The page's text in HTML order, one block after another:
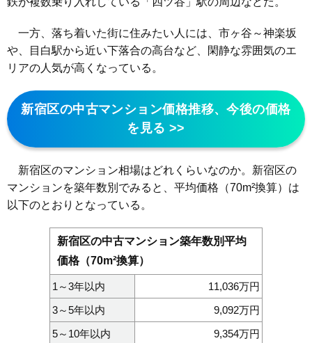
一方、落ち着いた街に住みたい人には、市ヶ谷～神楽坂
や、目白駅から近い下落合の高台など、閑静な雰囲気のエ
リアの人気が高くなっている。
新宿区の中古マンション価格推移、今後の価格
を見る >>
新宿区のマンション相場はどれくらいなのか。新宿区の
マンションを築年数別でみると、平均価格（70m²換算）は
以下のとおりとなっている。
新宿区の中古マンション築年数別平均
価格（70m²換算）
1～3年以内
11,036万円
3～5年以内
9,092万円
5～10年以内
9,354万円